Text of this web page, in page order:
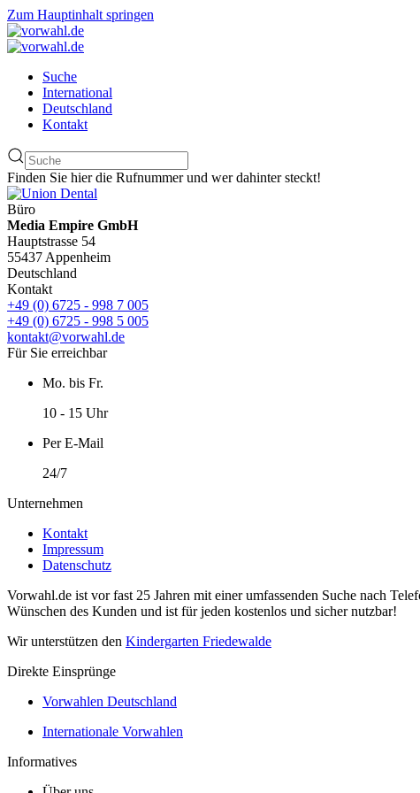
Zum Hauptinhalt springen
Suche
International
Deutschland
Kontakt
Finden Sie hier die Rufnummer und wer dahinter steckt!
Büro
Media Empire GmbH
Hauptstrasse 54
55437 Appenheim
Deutschland
Kontakt
+49 (0) 6725 - 998 7 005
+49 (0) 6725 - 998 5 005
kontakt@vorwahl.de
Für Sie erreichbar
Mo. bis Fr.
10 - 15 Uhr
Per E-Mail
24/7
Unternehmen
Kontakt
Impressum
Datenschutz
Vorwahl.de ist vor fast 25 Jahren mit einer umfassenden Suche nach
Wünschen des Kunden und ist für jeden kostenlos und sicher nutzbar!
Wir unterstützen den Kindergarten Friedewalde
Direkte Einsprünge
Vorwahlen Deutschland
Internationale Vorwahlen
Informatives